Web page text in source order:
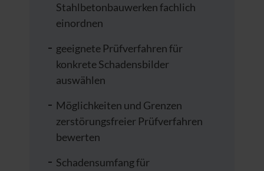
Stahlbetonbauwerken fachlich
einordnen
geeignete Prüfverfahren für
konkrete Schadensbilder
auswählen
Möglichkeiten und Grenzen
zerstörungsfreier Prüfverfahren
bewerten
Schadensumfang für